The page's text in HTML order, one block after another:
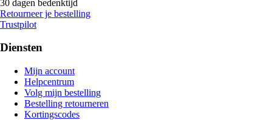
30 dagen bedenktijd
Retourneer je bestelling
Trustpilot
Diensten
Mijn account
Helpcentrum
Volg mijn bestelling
Bestelling retourneren
Kortingscodes